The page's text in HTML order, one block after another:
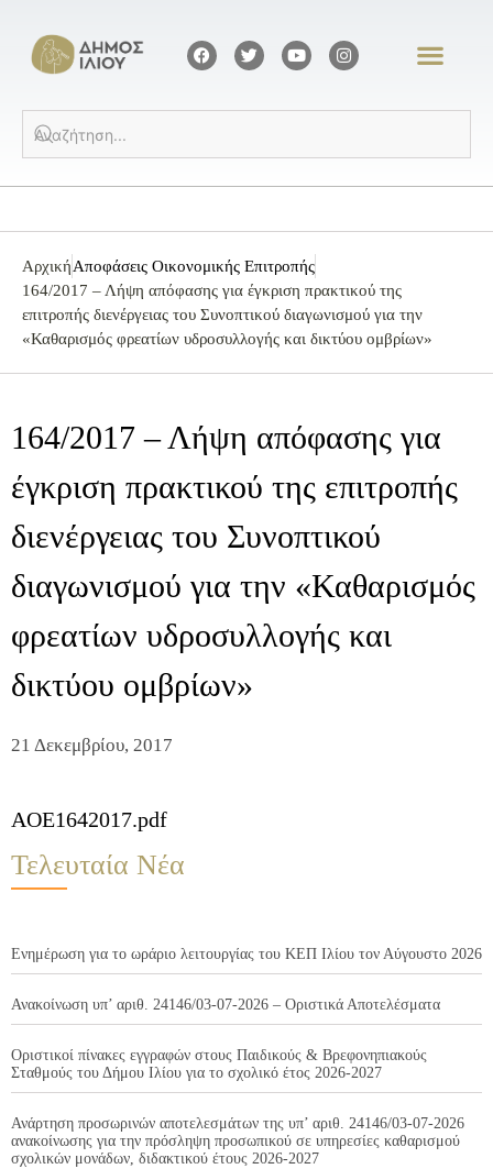
ΑρχικήΑποφάσεις Οικονομικής Επιτροπής
164/2017 – Λήψη απόφασης για έγκριση πρακτικού της
επιτροπής διενέργειας του Συνοπτικού διαγωνισμού για την
«Καθαρισμός φρεατίων υδροσυλλογής και δικτύου ομβρίων»
164/2017 – Λήψη απόφασης για
έγκριση πρακτικού της επιτροπής
διενέργειας του Συνοπτικού
διαγωνισμού για την «Καθαρισμός
φρεατίων υδροσυλλογής και
δικτύου ομβρίων»
21 Δεκεμβρίου, 2017
AOE1642017.pdf
Τελευταία Νέα
Ενημέρωση για το ωράριο λειτουργίας του ΚΕΠ Ιλίου τον Αύγουστο 2026
Ανακοίνωση υπ’ αριθ. 24146/03-07-2026 – Οριστικά Αποτελέσματα
Οριστικοί πίνακες εγγραφών στους Παιδικούς & Βρεφονηπιακούς
Σταθμούς του Δήμου Ιλίου για το σχολικό έτος 2026-2027
Ανάρτηση προσωρινών αποτελεσμάτων της υπ’ αριθ. 24146/03-07-2026
ανακοίνωσης για την πρόσληψη προσωπικού σε υπηρεσίες καθαρισμού
σχολικών μονάδων, διδακτικού έτους 2026-2027